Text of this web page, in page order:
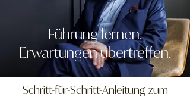
Führung lernen.
Erwartungen übertreffen.
Schritt-für-Schritt-Anleitung zum